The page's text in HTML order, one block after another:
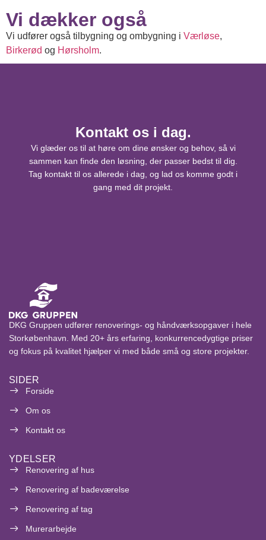
Vi dækker også
Vi udfører også tilbygning og ombygning i Værløse,
Birkerød og Hørsholm.
Kontakt os i dag.
Vi glæder os til at høre om dine ønsker og behov, så vi
sammen kan finde den løsning, der passer bedst til dig.
Tag kontakt til os allerede i dag, og lad os komme godt i
gang med dit projekt.
DKG Gruppen udfører renoverings- og håndværksopgaver i hele
Storkøbenhavn. Med 20+ års erfaring, konkurrencedygtige priser
og fokus på kvalitet hjælper vi med både små og store projekter.
SIDER
Forside
Om os
Kontakt os
YDELSER
Renovering af hus
Renovering af badeværelse
Renovering af tag
Murerarbejde